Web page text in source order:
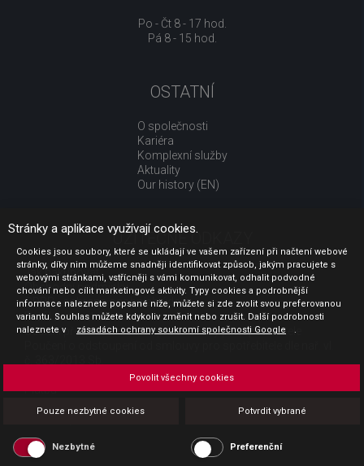
Po - Čt 8 - 17 hod.
Pá 8 - 15 hod.
OSTATNÍ
O společnosti
Kariéra
Komplexní služby
Aktuality
Our history (EN)
UŽITEČNÉ ODKAZY
Jak nakupovat
Obchodní podmínky
GDPR - ochrana osobních údajů
Profil zadavatele
Sdělení před uzavřením kupní smlouvy pro spotřebitele
Platba
Povinná publicita
Stránky a aplikace využívají cookies.
Cookies jsou soubory, které se ukládají ve vašem zařízení při načtení webové
stránky, díky nim můžeme snadněji identifikovat způsob, jakým pracujete s
webovými stránkami, vstřícněji s vámi komunikovat, odhalit podvodné
chování nebo cílit marketingové aktivity. Typy cookies a podrobnější
informace naleznete popsané níže, můžete si zde zvolit svou preferovanou
variantu. Souhlas můžete kdykoliv změnit nebo zrušit. Další podrobnosti
naleznete v
zásadách ochrany soukromí společnosti Google .
Pouze nezbytné cookies Potvrdit vybrané
Povolit všechny cookies
Nezbytné Preferenční